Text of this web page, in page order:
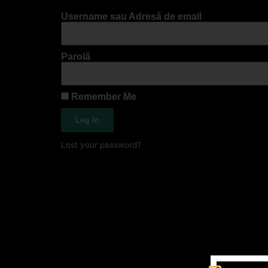
Username sau Adresă de email
Parolă
Remember Me
Log In
Lost your password?